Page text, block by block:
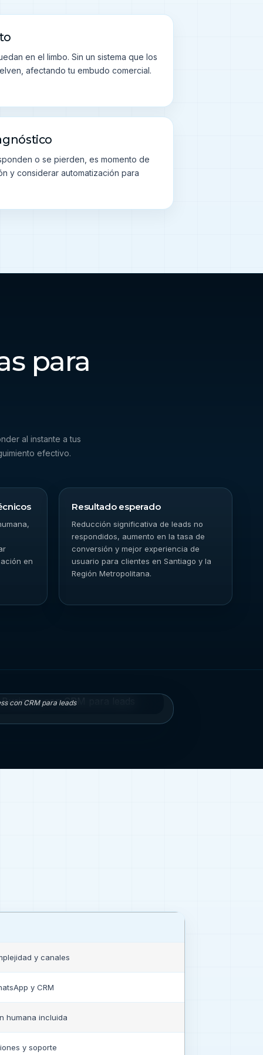
en el limbo. Sin un sistema que los
afectando tu embudo comercial.
o se pierden, es momento de
y considerar automatización para
para
al instante a tus
efectivo.
en
Resultado esperado
Reducción significativa de leads no
respondidos, aumento en la tasa de
conversión y mejor experiencia de
usuario para clientes en Santiago y la
Región Metropolitana.
con CRM para leads
y canales
y CRM
humana incluida
y soporte